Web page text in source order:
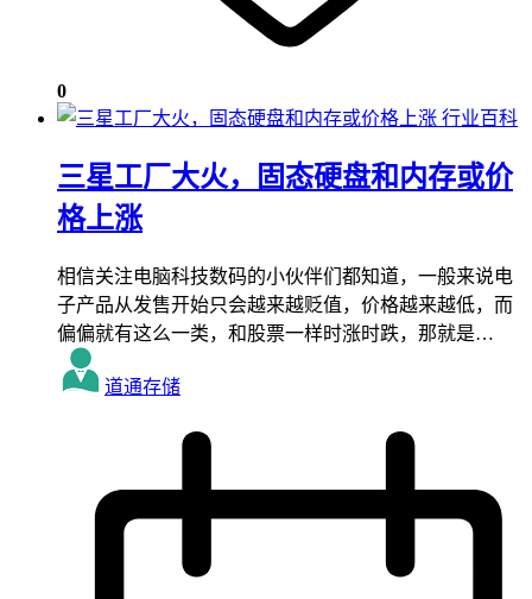
0
行业百科
三星工厂大火，固态硬盘和内存或价
格上涨
相信关注电脑科技数码的小伙伴们都知道，一般来说电
子产品从发售开始只会越来越贬值，价格越来越低，而
偏偏就有这么一类，和股票一样时涨时跌，那就是…
道通存储